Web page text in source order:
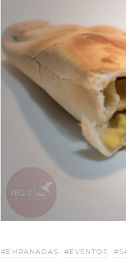
#EMPANADAS #EVENTOS